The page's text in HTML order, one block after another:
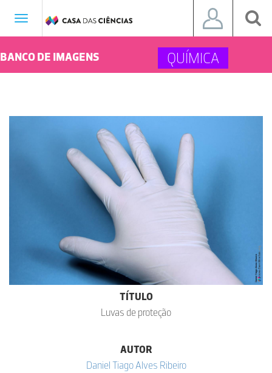
Toggle
BANCO DE IMAGENS QUÍMICA
TÍTULO
Luvas de proteção
AUTOR
Daniel Tiago Alves Ribeiro